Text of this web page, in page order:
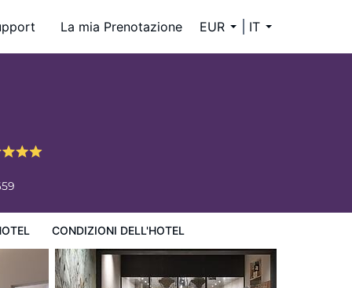
La mia Prenotazione EUR IT
CONDIZIONI DELL'HOTEL